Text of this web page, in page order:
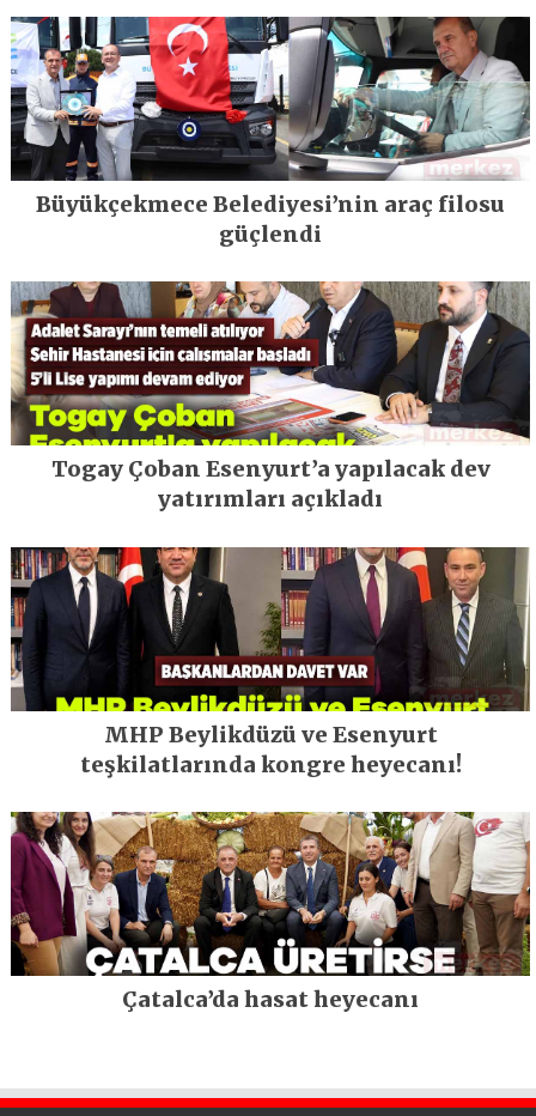
Büyükçekmece Belediyesi’nin araç filosu
güçlendi
Togay Çoban Esenyurt’a yapılacak dev
yatırımları açıkladı
MHP Beylikdüzü ve Esenyurt
teşkilatlarında kongre heyecanı!
Çatalca’da hasat heyecanı